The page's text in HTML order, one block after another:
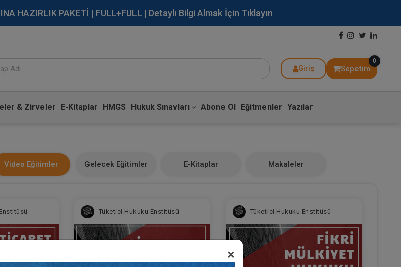
HAZIRLIK PAKETİ | FULL+FULL | Detaylı Bilgi Almak İçin Tıklayın
Giriş Sepetim
0
& Zirveler E-Kitaplar HMGS Hukuk Sınavları Abone Ol Eğitmenler Yazılar
×
Video Eğitimler Gelecek Eğitimler E-Kitaplar Makaleler
Tüketici Hukuku Enstitüsü Tüketici Hukuku Enstitüsü